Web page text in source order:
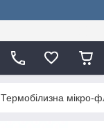
Термобілизна мікро-